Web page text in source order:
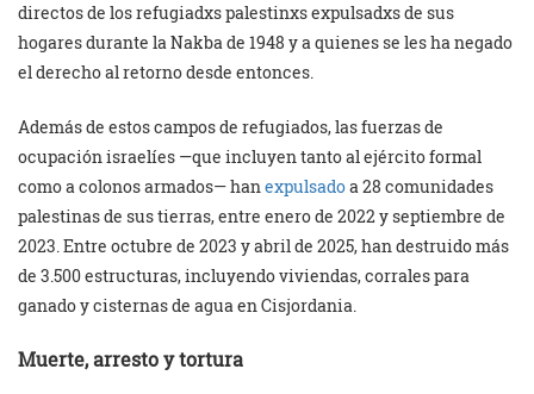
directos de los refugiadxs palestinxs expulsadxs de sus
hogares durante la Nakba de 1948 y a quienes se les ha negado
el derecho al retorno desde entonces.
Además de estos campos de refugiados, las fuerzas de
ocupación israelíes —que incluyen tanto al ejército formal
como a colonos armados— hanexpulsadoa 28 comunidades
palestinas de sus tierras, entre enero de 2022 y septiembre de
2023. Entre octubre de 2023 y abril de 2025, han destruido más
de 3.500 estructuras, incluyendo viviendas, corrales para
ganado y cisternas de agua en Cisjordania.
Muerte, arresto y tortura